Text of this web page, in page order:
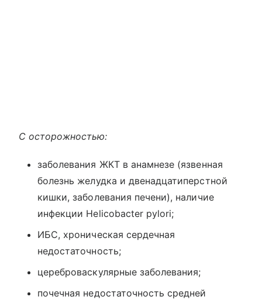
С осторожностью:
заболевания ЖКТ в анамнезе (язвенная
болезнь желудка и двенадцатиперстной
кишки, заболевания печени), наличие
инфекции Helicobacter pylori;
ИБС, хроническая сердечная
недостаточность;
цереброваскулярные заболевания;
почечная недостаточность средней